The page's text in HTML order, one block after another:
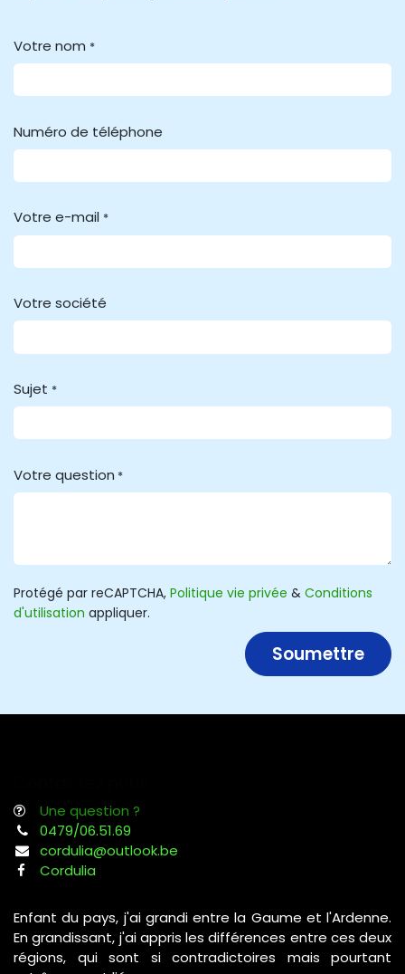
Votre nom *
Numéro de téléphone
Votre e-mail *
Votre société
Sujet *
Votre question *
Protégé par reCAPTCHA, Politique vie privée & Conditions
d'utilisation appliquer.
Soumettre
Une question ?
0479/06.51.69
cordulia@outlook.be
Cordulia
Enfant du pays, j'ai grandi entre la Gaume et l'Ardenne.
En grandissant, j'ai appris les différences entre ces deux
régions, qui sont si contradictoires mais pourtant